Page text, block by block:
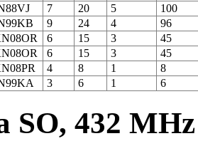
7 20 5
100
9 24 4
96
6 15 3
45
6 15 3
45
4 8 1
8
3 6 1 6
SO, 432 MHz